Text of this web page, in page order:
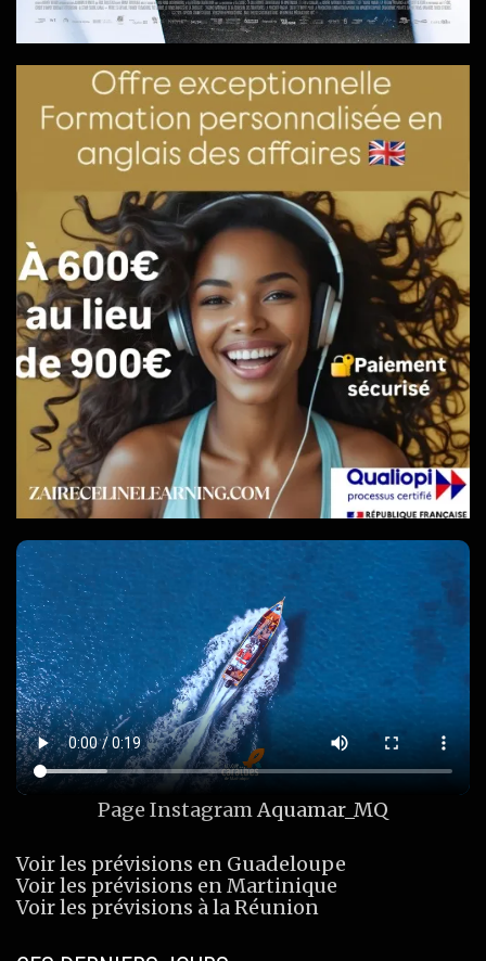
Page InstagramAquamar_MQ
Voir les prévisions en Guadeloupe
Voir les prévisions en Martinique
Voir les prévisions à la Réunion